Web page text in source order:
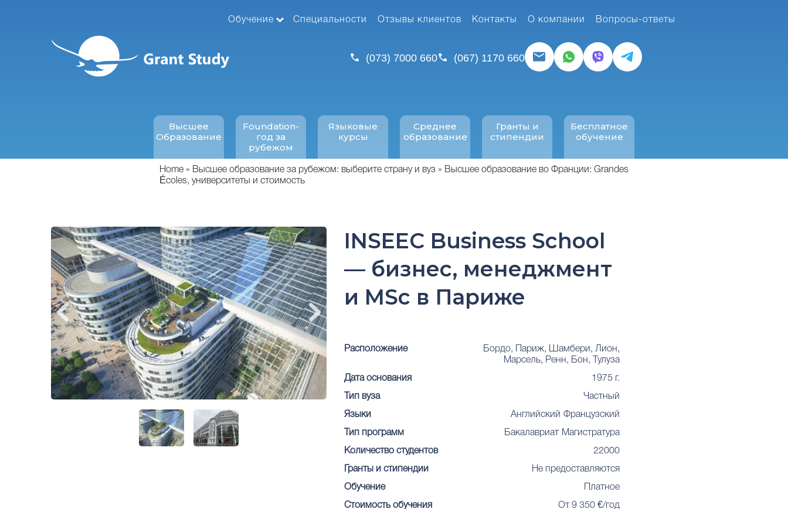
содержанию
Обучение Специальности Отзывы клиентов Контакты О компании Вопросы-ответы
(073) 7000 660 (067) 1170 660
Высшее
Образование
Foundation-
год за
рубежом
Языковые
курсы
Среднее
образование
Гранты и
стипендии
Бесплатное
обучение
Home Высшее образование за рубежом: выберите страну и вуз
Высшее образование во Франции: Grandes
Écoles, университеты и стоимость
INSEEC Business School
— бизнес, менеджмент
и MSc в Париже
Расположение
Бордо, Париж, Шамбери, Лион,
Марсель, Ренн, Бон, Тулуза
Дата основания 1975 г.
Тип вуза Частный
Языки Английский Французский
Тип программ Бакалавриат Магистратура
Количество студентов 22000
Гранты и стипендии Не предоставляются
Обучение Платное
Стоимость обучения От 9 350 €/год